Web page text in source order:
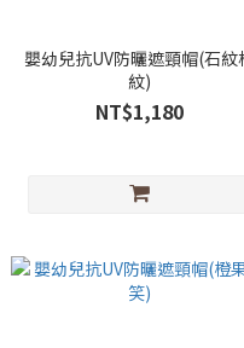
嬰幼兒抗UV防曬遮頸帽(石紋
紋)
NT$1,180